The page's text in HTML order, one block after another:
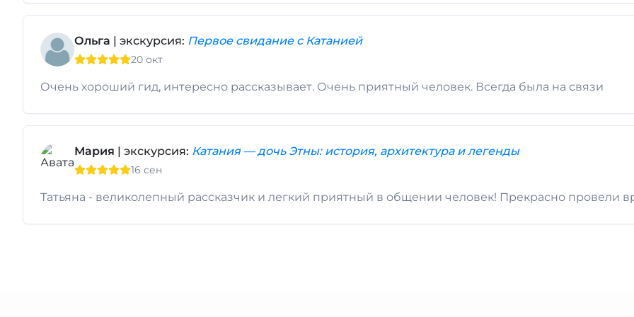
Ольга | экскурсия: Первое свидание с Катанией
20 окт
Очень хороший гид, интересно рассказывает. Очень приятный человек. Всегда была на связи
Мария | экскурсия: Катания — дочь Этны: история, архитектура и легенды
16 сен
Татьяна - великолепный рассказчик и легкий приятный в общении человек! Прекрасно провели